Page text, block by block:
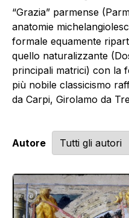
“Grazia” parmense
anatomie
formale equamente
quello naturalizzante
principali matrici) con la
più nobile classicismo
da Carpi, Girolamo da
Autore